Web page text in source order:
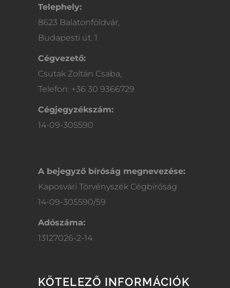
Telephely:
8623 Balatonföldvár,
Budapesti út. 1
Cégvezető:
Csutak Zoltán Csaba,
Telefon: +36 30 9366729
Cégjegyzékszám:
14-09-305590
A bejegyző bíróság megnevezése:
Kaposvári Törvényszék Cégbíróság
14-09-305590/59
Adószáma:
13127026-2-14
KÖTELEZŐ INFORMÁCIÓK